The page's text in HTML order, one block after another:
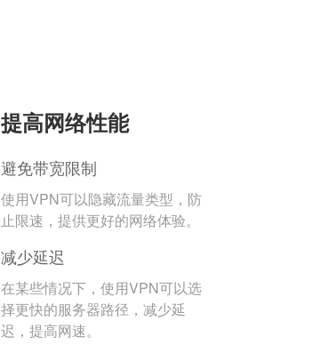
提高网络性能
避免带宽限制
使用VPN可以隐藏流量类型，防
止限速，提供更好的网络体验。
减少延迟
在某些情况下，使用VPN可以选
择更快的服务器路径，减少延
迟，提高网速。